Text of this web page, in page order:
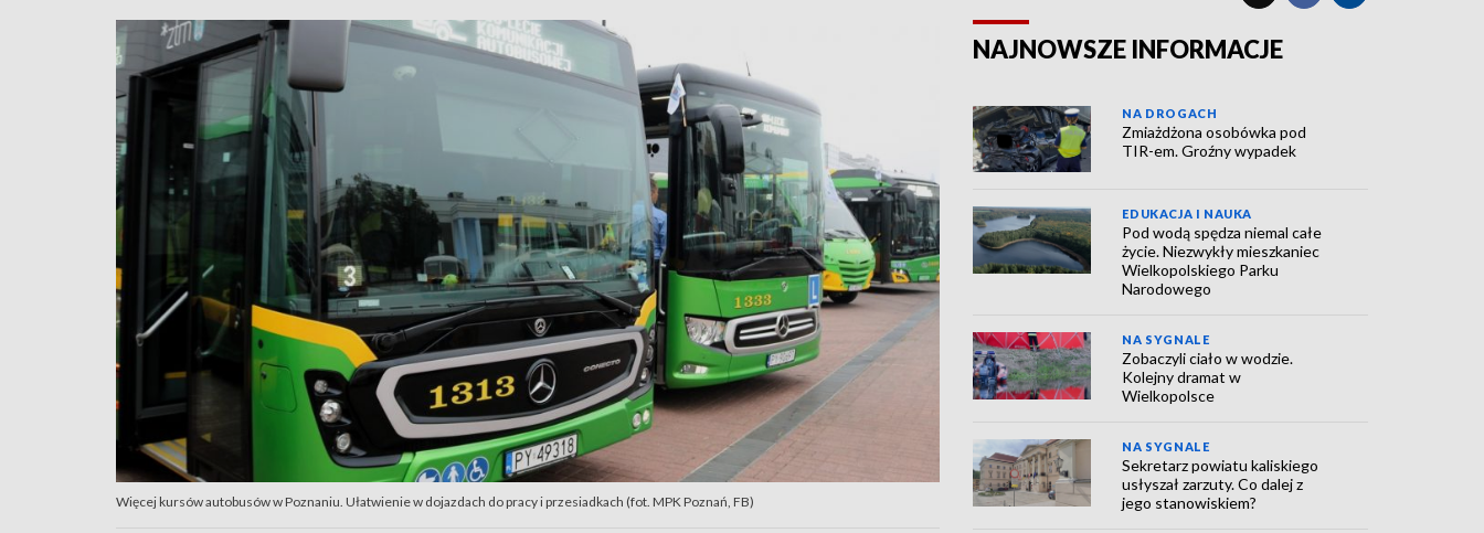
Więcej kursów autobusów w Poznaniu. Ułatwienie w dojazdach do pracy i przesiadkach (fot. MPK Poznań, FB)
NAJNOWSZE INFORMACJE
NA DROGACH
Zmiażdżona osobówka pod
TIR-em. Groźny wypadek
EDUKACJA I NAUKA
Pod wodą spędza niemal całe
życie. Niezwykły mieszkaniec
Wielkopolskiego Parku
Narodowego
NA SYGNALE
Zobaczyli ciało w wodzie.
Kolejny dramat w
Wielkopolsce
NA SYGNALE
Sekretarz powiatu kaliskiego
usłyszał zarzuty. Co dalej z
jego stanowiskiem?